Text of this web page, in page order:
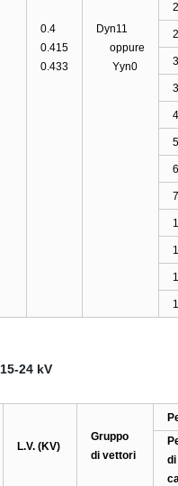
0.4
0.415
0.433
Dyn11
oppure
Yyn0
15-24kV
L.V. (KV)
Gruppo
di vettori
di